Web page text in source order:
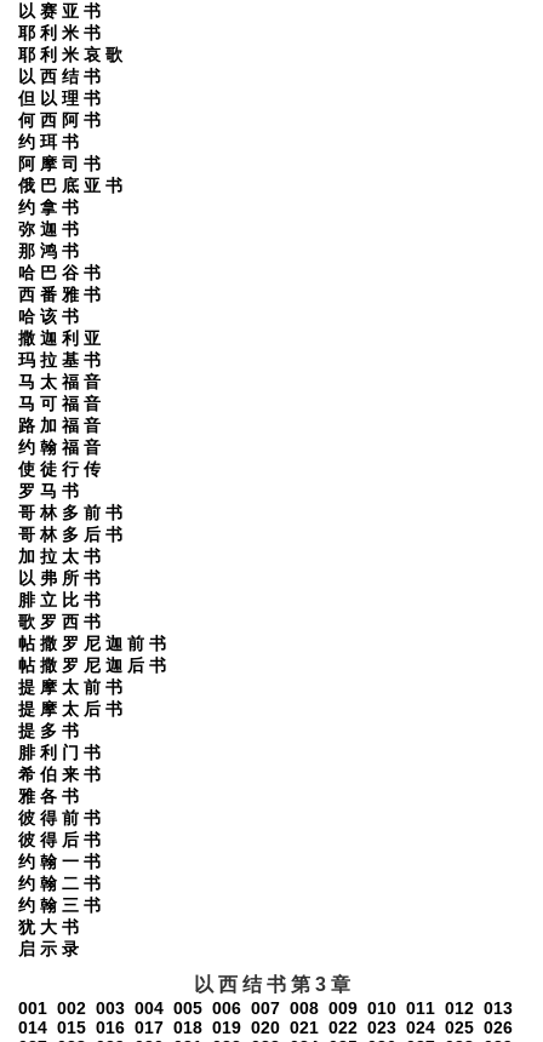
以 赛 亚 书
耶 利 米 书
耶 利 米 哀 歌
以 西 结 书
但 以 理 书
何 西 阿 书
约 珥 书
阿 摩 司 书
俄 巴 底 亚 书
约 拿 书
弥 迦 书
那 鸿 书
哈 巴 谷 书
西 番 雅 书
哈 该 书
撒 迦 利 亚
玛 拉 基 书
马 太 福 音
马 可 福 音
路 加 福 音
约 翰 福 音
使 徒 行 传
罗 马 书
哥 林 多 前 书
哥 林 多 后 书
加 拉 太 书
以 弗 所 书
腓 立 比 书
歌 罗 西 书
帖 撒 罗 尼 迦 前 书
帖 撒 罗 尼 迦 后 书
提 摩 太 前 书
提 摩 太 后 书
提 多 书
腓 利 门 书
希 伯 来 书
雅 各 书
彼 得 前 书
彼 得 后 书
约 翰 一 书
约 翰 二 书
约 翰 三 书
犹 大 书
启 示 录
以 西 结 书 第 3 章
001 002 003 004 005 006 007 008 009 010 011 012 013
014 015 016 017 018 019 020 021 022 023 024 025 026